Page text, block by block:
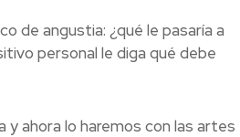
de angustia: ¿qué le pasaría a
personal le diga qué debe
y ahora lo haremos con las artes